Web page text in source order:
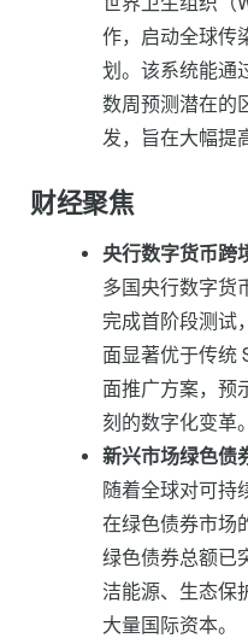
作，启动全球传
划。该系统能通
数周预测潜在的
发，旨在大幅提
财经聚焦
央行数字货币跨
多国央行数字货
完成首阶段测试
面显著优于传统
面推广方案，预
刻的数字化变革。
新兴市场绿色债
随着全球对可持
在绿色债券市场
绿色债券总额已
洁能源、生态保
大量国际资本。